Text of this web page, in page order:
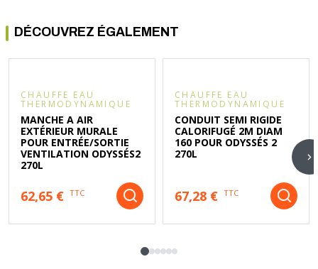
DÉCOUVREZ ÉGALEMENT
CHAUFFE EAU
THERMODYNAMIQUE
MANCHE A AIR
EXTÉRIEUR MURALE
POUR ENTRÉE/SORTIE
VENTILATION ODYSSÉS2
270L
62,65 € TTC
CHAUFFE EAU
THERMODYNAMIQUE
CONDUIT SEMI RIGIDE
CALORIFUGÉ 2M DIAM
160 POUR ODYSSÉS 2
270L
67,28 € TTC